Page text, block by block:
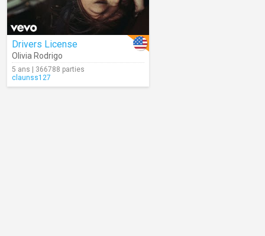
Drivers License
Olivia Rodrigo
5 ans | 366788 parties
claunss127